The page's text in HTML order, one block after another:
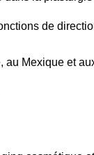
de
au Mexique et